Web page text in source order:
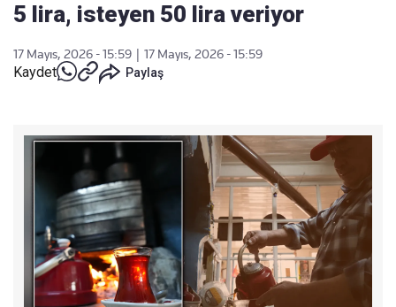
5 lira, isteyen 50 lira veriyor
17 Mayıs, 2026 - 15:59 17 Mayıs, 2026 - 15:59
Kaydet Paylaş